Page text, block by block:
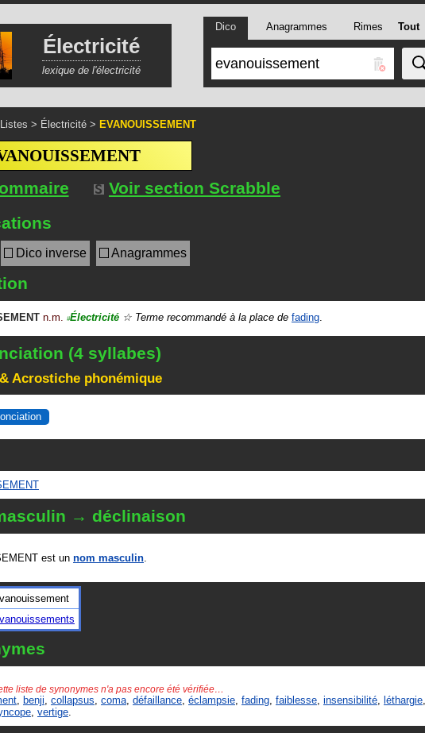
Électricité
lexique de l'électricité
Dico Anagrammes Rimes Tout
Listes > Électricité > EVANOUISSEMENT
Voir section Scrabble
Dico inverse Anagrammes
n.m. #Électricité Terme recommandé à la place de fading.
(4 syllabes)
Acrostiche phonémique
→ déclinaison
est un nom masculin.
liste de synonymes n'a pas encore été vérifiée…
benji collapsus coma défaillance éclampsie fading faiblesse insensibilité léthargie
vertige